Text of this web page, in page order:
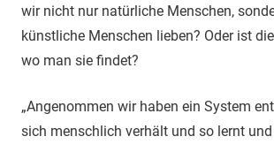
wir nicht nur natürliche Menschen,
künstliche Menschen lieben? Oder ist
wo man sie findet?
„Angenommen wir haben ein System
sich menschlich verhält und so lernt